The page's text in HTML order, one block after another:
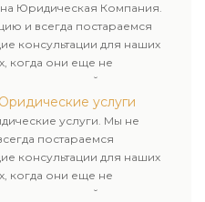
Юридическая Компания.
и всегда постараемся
консультации для наших
когда они еще не
нашей компании.
услуги
услуги. Мы не
постараемся
консультации для наших
когда они еще не
нашей компании.